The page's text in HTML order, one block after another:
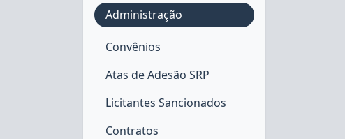
Administração
Convênios
Atas de Adesão SRP
Licitantes Sancionados
Contratos